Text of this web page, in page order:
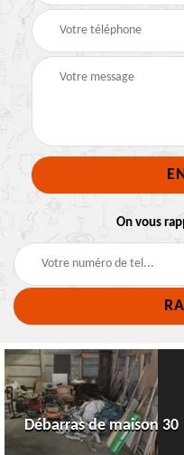
On vous
Débarras de maison 30